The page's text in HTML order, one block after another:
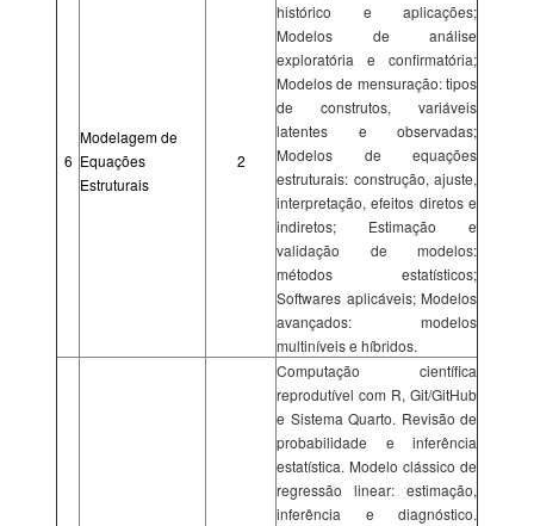
6
Modelagem de
Equações
Estruturais
2
histórico e aplicações;
Modelos de análise
exploratória e confirmatória;
Modelos de mensuração: tipos
de construtos, variáveis
latentes e observadas;
Modelos de equações
estruturais: construção, ajuste,
interpretação, efeitos diretos e
indiretos; Estimação e
validação de modelos:
métodos estatísticos;
Softwares aplicáveis; Modelos
avançados: modelos
multiníveis e híbridos.
Computação científica
reprodutível com R, Git/GitHub
e Sistema Quarto. Revisão de
probabilidade e inferência
estatística. Modelo clássico de
regressão linear: estimação,
inferência e diagnóstico.